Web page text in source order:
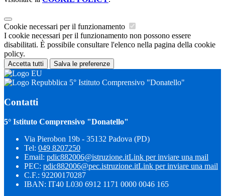
Cookie necessari per il funzionamento
I cookie necessari per il funzionamento non possono essere
disabilitati. È possibile consultare l'elenco nella pagina della cookie
policy.
Accetta tutti Salva le preferenze
5° Istituto Comprensivo "Donatello"
Contatti
5° Istituto Comprensivo "Donatello"
Via Pierobon 19b - 35132 Padova (PD)
Tel: 049 8207250
Email: pdic882006@istruzione.itLink per inviare una mail
PEC: pdic882006@pec.istruzione.itLink per inviare una mail
C.F.: 92200170287
IBAN: IT40 L030 6912 1171 0000 0046 165